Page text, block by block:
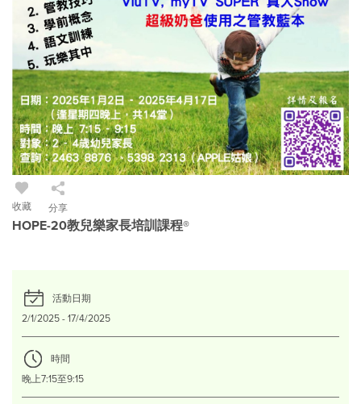
收藏 分享
HOPE-20教兒樂家長培訓課程®
活動日期
2/1/2025 - 17/4/2025
時間
晚上7:15至9:15